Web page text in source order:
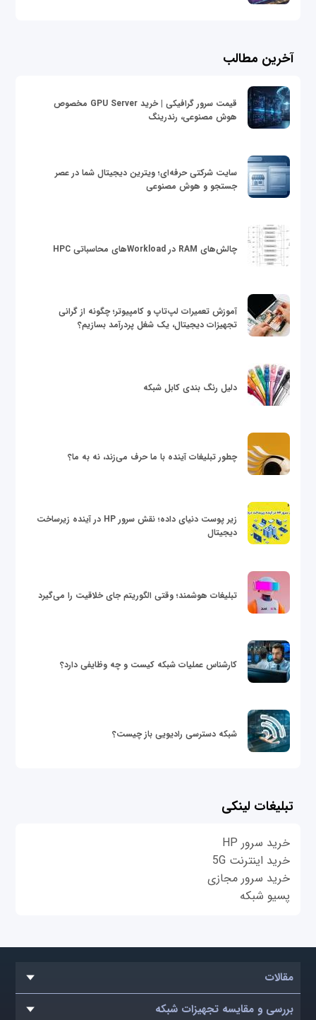
آخرین مطالب
قیمت سرور گرافیکی | خرید GPU Server مخصوص
هوش مصنوعی، رندرینگ
سایت شرکتی حرفه‌ای؛ ویترین دیجیتال شما در عصر
جستجو و هوش مصنوعی
چالش‌های RAM در Workloadهای محاسباتی HPC
آموزش تعمیرات لپ‌تاپ و کامپیوتر؛ چگونه از گرانی
تجهیزات دیجیتال، یک شغل پردرآمد بسازیم؟
دلیل رنگ بندی کابل شبکه
چطور تبلیغات آینده با ما حرف می‌زند، نه به ما؟
زیر پوست دنیای داده؛ نقش سرور HP در آینده زیرساخت
دیجیتال
تبلیغات هوشمند؛ وقتی الگوریتم جای خلاقیت را می‌گیرد
کارشناس عملیات شبکه کیست و چه وظایفی دارد؟
شبکه دسترسی رادیویی باز چیست؟
تبلیغات لینکی
خرید سرور HP
خرید اینترنت 5G
خرید سرور مجازی
پسیو شبکه
مقالات
بررسی و مقایسه تجهیزات شبکه